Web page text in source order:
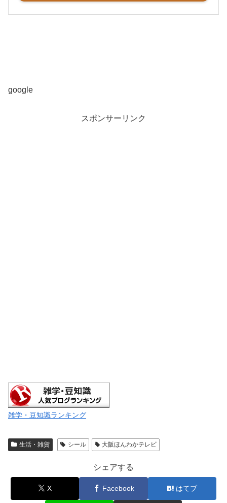
google
スポンサーリンク
雑学・豆知識ランキング
生活・雑貨 シール 大阪ほんわかテレビ
シェアする
X Facebook はてブ